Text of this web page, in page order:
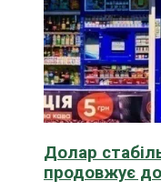
Долар
продовжує